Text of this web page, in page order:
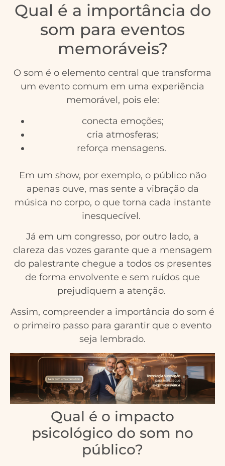
Qual é a importância do
som para eventos
memoráveis?
O som é o elemento central que transforma
um evento comum em uma experiência
memorável, pois ele:
conecta emoções;
cria atmosferas;
reforça mensagens.
Em um show, por exemplo, o público não
apenas ouve, mas sente a vibração da
música no corpo, o que torna cada instante
inesquecível.
Já em um congresso, por outro lado, a
clareza das vozes garante que a mensagem
do palestrante chegue a todos os presentes
de forma envolvente e sem ruídos que
prejudiquem a atenção.
Assim, compreender a importância do som é
o primeiro passo para garantir que o evento
seja lembrado.
Qual é o impacto
psicológico do som no
público?